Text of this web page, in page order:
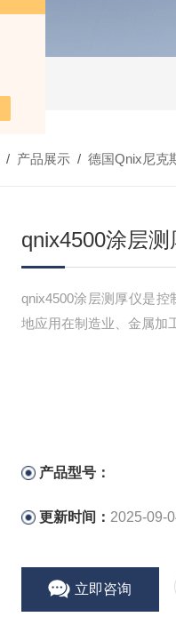
/ 产品展示 / 德国Qnix尼克
qnix4500涂层测
qnix4500涂层测厚仪是
地应用在制造业、金属加
产品型号：
更新时间： 2025-09-
立即咨询